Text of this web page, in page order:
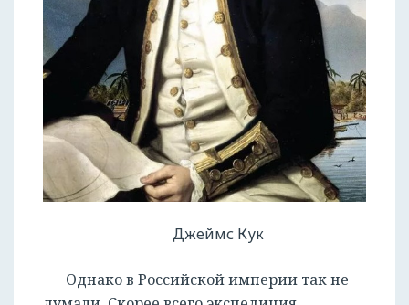
Джеймс Кук
Однако в Российской империи так не